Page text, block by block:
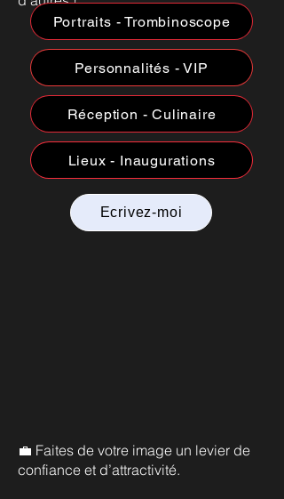
💼 Faites de votre image un levier de
confiance et d’attractivité.
Ecrivez-moi
Portraits - Trombinoscope
Personnalités - VIP
Réception - Culinaire
Lieux - Inaugurations